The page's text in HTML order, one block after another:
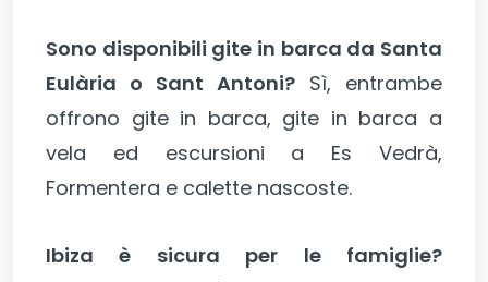
Sono disponibili gite in barca da Santa
Eulària o Sant Antoni? Sì, entrambe
offrono gite in barca, gite in barca a
vela ed escursioni a Es Vedrà,
Formentera e calette nascoste.
Ibiza è sicura per le famiglie?